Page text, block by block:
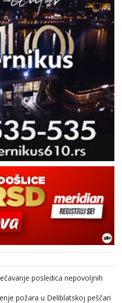
posledica nepovoljnih
požara u Deliblatskoj peščari